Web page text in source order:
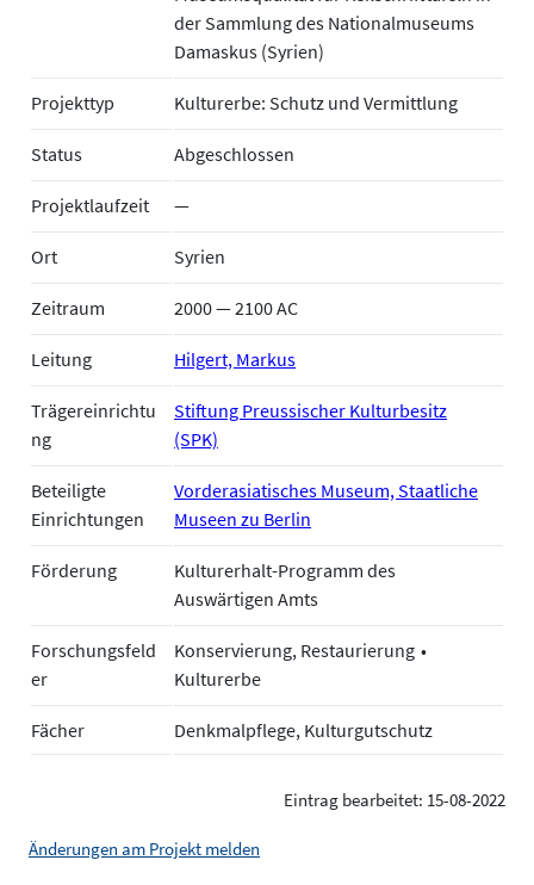
der Sammlung des Nationalmuseums
Damaskus (Syrien)
Projekttyp Kulturerbe: Schutz und Vermittlung
Status Abgeschlossen
Projektlaufzeit —
Ort Syrien
Zeitraum 2000 — 2100 AC
Leitung Hilgert, Markus
Trägereinrichtu
ng
Stiftung Preussischer Kulturbesitz
(SPK)
Beteiligte
Einrichtungen
Vorderasiatisches Museum, Staatliche
Museen zu Berlin
Förderung
Kulturerhalt-Programm des
Auswärtigen Amts
Forschungsfeld
er
Konservierung, Restaurierung
Kulturerbe
Fächer Denkmalpflege, Kulturgutschutz
Eintrag bearbeitet: 15-08-2022
Änderungen am Projekt melden